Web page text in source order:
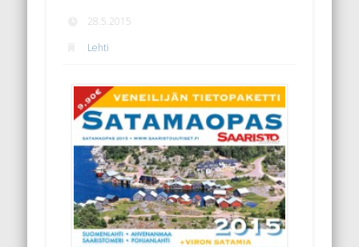
28.5.2015
Lehti